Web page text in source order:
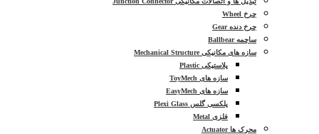
چرخ Wheel
چرخ دنده Gear
ساچمه Ballbear
سازه های مکانیکی Mechanical Structure
پلاستیکی Plastic
سازه های ToyMech
سازه های EasyMech
پلکسی گلس Plexi Glass
فلزی Metal
محرک ها Actuator